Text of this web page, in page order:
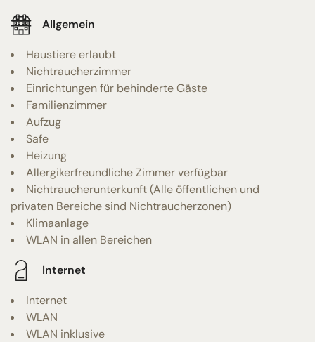
Allgemein
Haustiere erlaubt
Nichtraucherzimmer
Einrichtungen für behinderte Gäste
Familienzimmer
Aufzug
Safe
Heizung
Allergikerfreundliche Zimmer verfügbar
Nichtraucherunterkunft (Alle öffentlichen und
privaten Bereiche sind Nichtraucherzonen)
Klimaanlage
WLAN in allen Bereichen
Internet
Internet
WLAN
WLAN inklusive